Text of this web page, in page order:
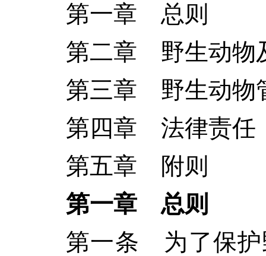
第一章 总则
第二章 野生动物
第三章 野生动物
第四章 法律责任
第五章 附则
第一章 总则
第一条 为了保护